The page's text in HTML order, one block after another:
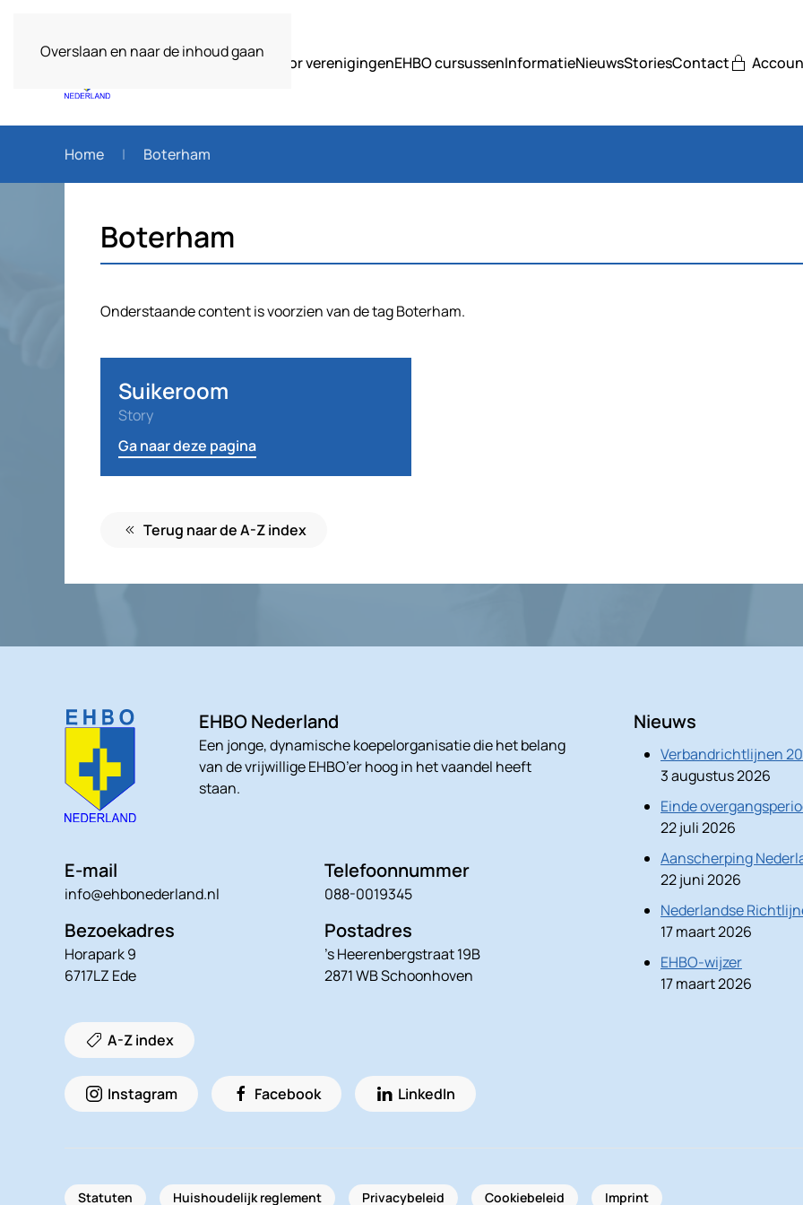
Overslaan en naar de inhoud gaan
Over ons Voor verenigingenEHBO cursussenInformatieNieuwsStoriesContact
Home Boterham
Boterham
Onderstaande content is voorzien van de tag Boterham.
Suikeroom
Story
Ga naar deze pagina
Terug naar de A-Z index
EHBO Nederland
Een jonge, dynamische koepelorganisatie die het belang
van de vrijwillige EHBO’er hoog in het vaandel heeft
staan.
E-mail
info@ehbonederland.nl
Telefoonnummer
088-0019345
Bezoekadres
Horapark 9
6717LZ Ede
Postadres
’s Heerenbergstraat 19B
2871 WB Schoonhoven
A-Z index
Instagram Facebook LinkedIn
Nieuws
Verbandrichtlijnen
3 augustus 2026
Einde
22 juli 2026
Aanscherping
22 juni 2026
Nederlandse
17 maart 2026
EHBO-wijzer
17 maart 2026
Statuten Huishoudelijk reglement Privacybeleid Cookiebeleid Imprint